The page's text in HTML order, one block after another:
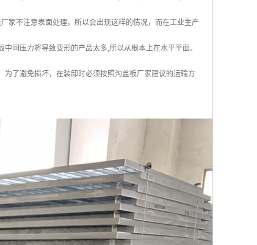
家不注意表面处理，所以会出现这样的情况，而在工业生产
间压力将导致变形的产品太多,所以从根本上在水平平面。
了避免损坏，在装卸时必须按照沟盖板厂家建议的运输方